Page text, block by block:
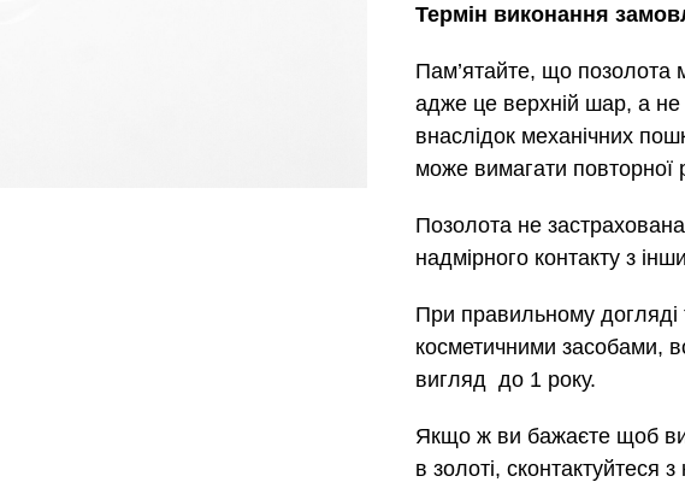
Термін виконання
Пам’ятайте, що позолота
адже це верхній шар, а
внаслідок механічних
може вимагати повторної
Позолота не
надмірного контакту з
При правильному догляді
косметичними засобами,
вигляд до 1 року.
Якщо ж ви бажаєте щоб
в золоті,